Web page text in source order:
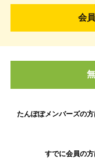
会
たんぽぽメンバーズの
すでに会員の